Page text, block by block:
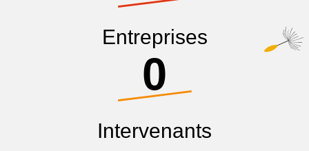
Entreprises
0
Intervenants